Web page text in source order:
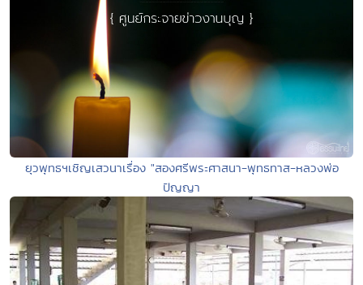
ยุวพุทธฯเชิญเสวนาเรื่อง "สองศรีพระศาสนา-พุทธทาส-หลวงพ่อ
ปัญญา